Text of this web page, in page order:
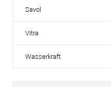
Savol
Vitra
Wasserkraft